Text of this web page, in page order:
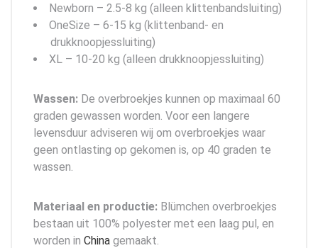
Newborn – 2.5-8 kg (alleen klittenbandsluiting)
OneSize – 6-15 kg (klittenband- en
drukknoopjessluiting)
XL – 10-20 kg (alleen drukknoopjessluiting)
Wassen: De overbroekjes kunnen op maximaal 60
graden gewassen worden. Voor een langere
levensduur adviseren wij om overbroekjes waar
geen ontlasting op gekomen is, op 40 graden te
wassen.
Materiaal en productie: Blümchen overbroekjes
bestaan uit 100% polyester met een laag pul, en
worden in China gemaakt.